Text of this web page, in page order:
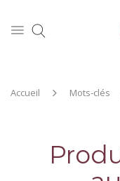
Accueil Mots-clés